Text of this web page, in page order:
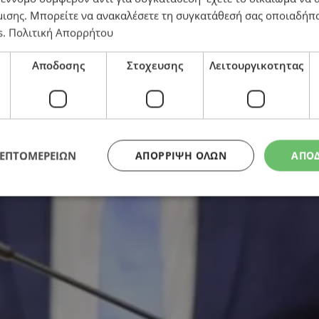
από την Κυβέρνηση
. Μπορείτε να ανακαλέσετε τη συγκατάθεσή σας
. Πολιτική Απορρήτου
Αποδοσης Στοχευσης Λειτουργικοτητας
ΑΠΌΡΡΙΨΗ ΌΛΩΝ